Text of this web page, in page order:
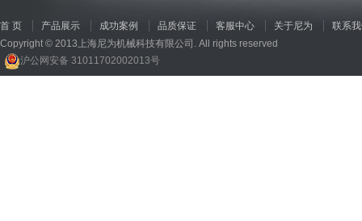
首 页 产品展示 成功案例 品质保证 客服中心 关于尼为
联系
Copyright © 2013上海尼为机械科技有限公司. All rights reserved
沪公网安备 31011702002013号